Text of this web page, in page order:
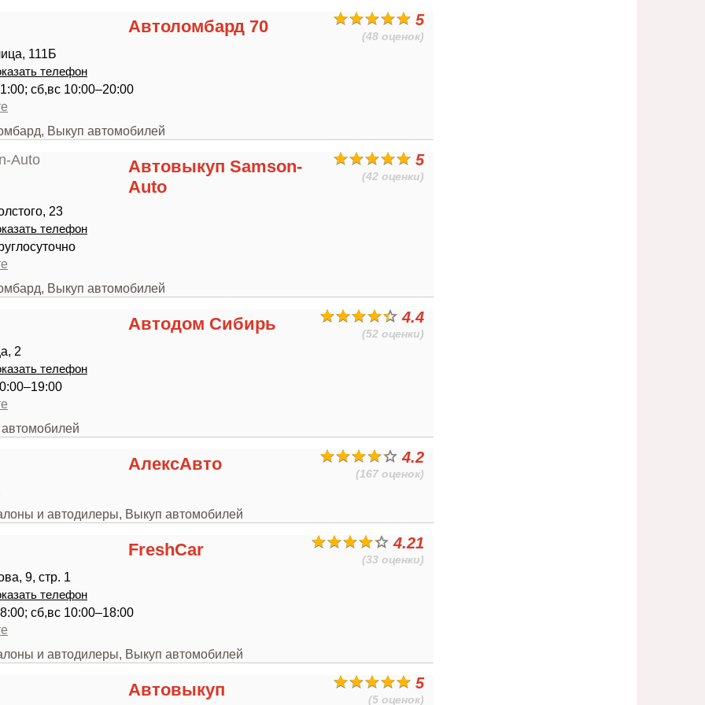
5
(48 оценок)
Автоломбард 70
111Б
телефон
сб,вс 10:00–20:00
Выкуп автомобилей
5
(42 оценки)
Автовыкуп Samson-
Auto
23
телефон
Выкуп автомобилей
4.4
(52 оценки)
Автодом Сибирь
2
телефон
4.2
(167 оценок)
АлексАвто
и автодилеры, Выкуп автомобилей
4.21
(33 оценки)
FreshCar
9, стр. 1
телефон
сб,вс 10:00–18:00
и автодилеры, Выкуп автомобилей
5
(5 оценок)
Автовыкуп